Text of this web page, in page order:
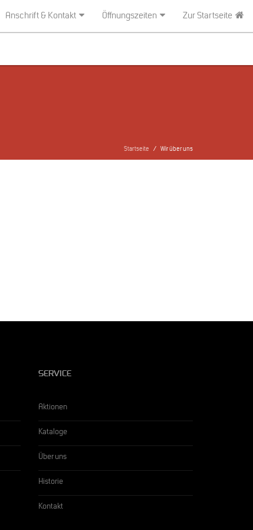
Anschrift & Kontakt Öffnungszeiten Zur Startseite
Startseite Wir über uns
SERVICE
Aktionen
Kataloge
Über uns
Historie
Kontakt